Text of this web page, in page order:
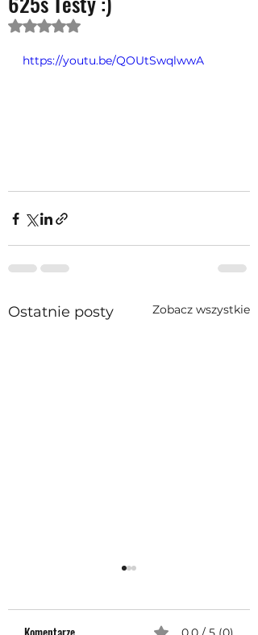
Oceniono na NaN z 5 gwiazdek.
https://youtu.be/QOUtSwqlwwA
Ostatnie posty Zobacz wszystkie